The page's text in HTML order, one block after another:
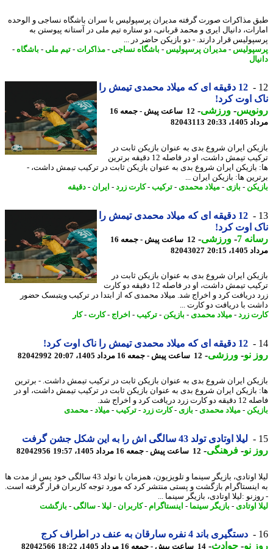
مذاکرات صورت گرفته مدیران پرسپولیس با سران باشگاه نساجی و الوحده
دانیال ایری و محمد قربانی، دو ستاره تیم ملی در آستانه پیوستن به
قرار دارند. - دو بازیکن حاضر در ...
-مدیران پرسپولیس-باشگاه نساجی-مذاکرات- تیم ملی -باشگاه-
12 دقیقه ای که میلاد محمدی تیمش را
اوت کرد!
-ورزشی-
12 ساعت پیش - جمعه 16
20:33
82043113
ایران شروع بدی به عنوان بازیکن ثابت در
ترکیب تیمش داشت، او در فاصله 12 دقیقه برترین
بازیکن ایران شروع بدی به عنوان بازیکن ثابت در ترکیب تیمش داشت، -
ها: بازیکن ایران ...
-بازی - میلاد محمدی-ترکیب -کارت زرد- ایران - دقیقه
12 دقیقه ای که میلاد محمدی تیمش را
اوت کرد!
7
-ورزشی-
12 ساعت پیش - جمعه 16
20:15
82043027
ایران شروع بدی به عنوان بازیکن ثابت در
ترکیب تیمش داشت، او در فاصله 12 دقیقه دو کارت
دریافت کرد و اخراج شد. میلاد محمدی که از ابتدا در ترکیب ویتبسک حضور
با دریافت دو کارت ...
زرد- میلاد محمدی-بازیکن -ترکیب -اخراج- کارت- کار
12 دقیقه ای که میلاد محمدی تیمش را ناک اوت کرد!
نو- ورزشی-12 ساعت پیش - جمعه 16 مرداد 1405، 20:07 82042992
ایران شروع بدی به عنوان بازیکن ثابت در ترکیب تیمش داشت. - برترین
بازیکن ایران شروع بدی به عنوان بازیکن ثابت در ترکیب تیمش داشت، او در
دریافت کرد و اخراج شد.
-میلاد محمدی-بازی - کارت زرد- ترکیب -میلاد-محمدی
لیلا اوتادی تولد 43 سالگی اش را به این شکل جشن گرفت
نو- فرهنگی-12 ساعت پیش - جمعه 16 مرداد 1405، 19:57 82042956
لیلا اوتادی، بازیگر سینما و تلویزیون، همزمان با تولد 43 سالگی خود پس از مدت ها
بازگشت و پستی منتشر کرد که مورد توجه کاربران قرار گرفته است.
:لیلا اوتادی، بازیگر سینما ...
اوتادی-بازیگر سینما-اینستاگرام- کاربران - لیلا -سالگی-بازگشت
دستگیری باند 4 نفره سارقان به عنف در اطراف کرج
نو- حوادث -14 ساعت پیش - جمعه 16 مرداد 1405، 18:22 82042566